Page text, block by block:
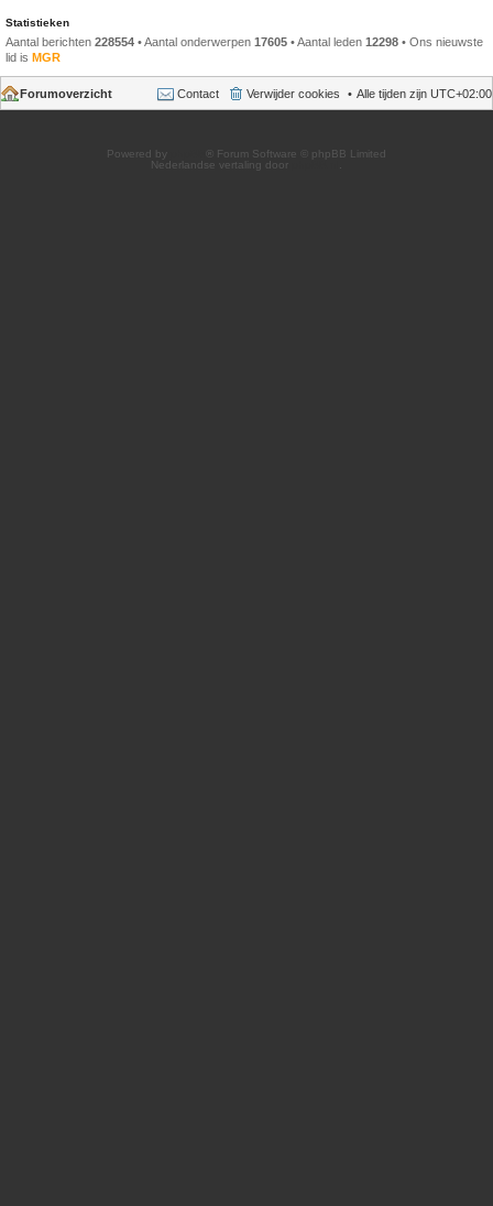
Statistieken
Aantal berichten 228554 • Aantal onderwerpen 17605 • Aantal leden 12298 • Ons nieuwste
lid is MGR
Forumoverzicht Alle tijden zijn UTC+02:00
Verwijder cookies
Contact
Powered by
® Forum Software © phpBB Limited
Nederlandse vertaling door